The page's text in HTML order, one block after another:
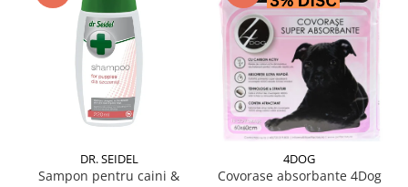
DR. SEIDEL
Sampon pentru caini &
4DOG
Covorase absorbante 4Dog